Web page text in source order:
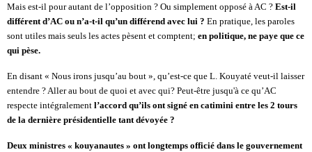
Mais est-il pour autant de l’opposition ? Ou simplement opposé à AC ? Est-il
différent d’AC ou n’a-t-il qu’un différend avec lui ? En pratique, les paroles
sont utiles mais seuls les actes pèsent et comptent; en politique, ne paye que ce
qui pèse.
En disant « Nous irons jusqu’au bout », qu’est-ce que L. Kouyaté veut-il laisser
entendre ? Aller au bout de quoi et avec qui? Peut-être jusqu'à ce qu’AC
respecte intégralement l’accord qu’ils ont signé en catimini entre les 2 tours
de la dernière présidentielle tant dévoyée ?
Deux ministres « kouyanautes » ont longtemps officié dans le gouvernement